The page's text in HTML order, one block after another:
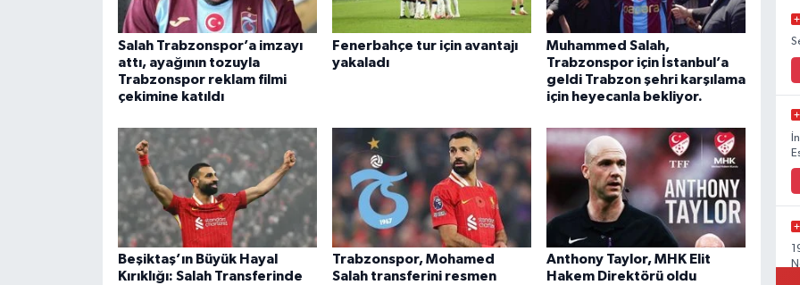
Salah Trabzonspor’a imzayı
attı, ayağının tozuyla
Trabzonspor reklam filmi
çekimine katıldı
Fenerbahçe tur için avantajı
yakaladı
Muhammed Salah,
Trabzonspor için İstanbul’a
geldi Trabzon şehri karşılama
için heyecanla bekliyor.
Beşiktaş’ın Büyük Hayal
Kırıklığı: Salah Transferinde
Trabzonspor, Mohamed
Salah transferini resmen
Anthony Taylor, MHK Elit
Hakem Direktörü oldu